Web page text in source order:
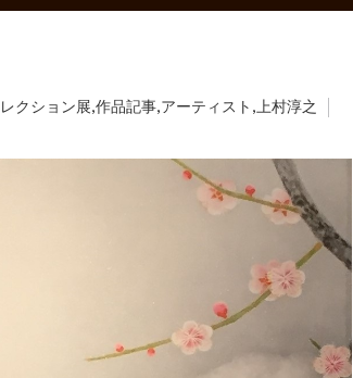
美唄」
クション展,作品記事,アーティスト ,上村淳之